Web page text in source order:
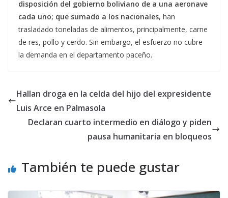
disposición del gobierno boliviano de a una aeronave
cada uno; que sumado a los nacionales, han
trasladado toneladas de alimentos, principalmente, carne
de res, pollo y cerdo. Sin embargo, el esfuerzo no cubre
la demanda en el departamento paceño.
Hallan droga en la celda del hijo del expresidente
Luis Arce en Palmasola
Declaran cuarto intermedio en diálogo y piden
pausa humanitaria en bloqueos
También te puede gustar